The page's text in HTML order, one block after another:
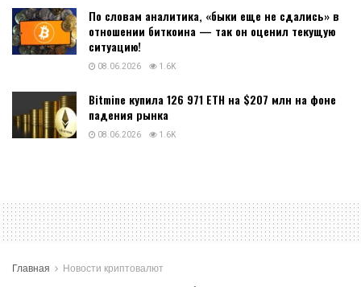
По словам аналитика, «быки еще не сдались» в
отношении биткоина — так он оценил текущую
ситуацию!
08.06.2026 1.6K
Bitmine купила 126 971 ETH на $207 млн на фоне
падения рынка
08.06.2026 1.6K
Главная Новости криптовалют